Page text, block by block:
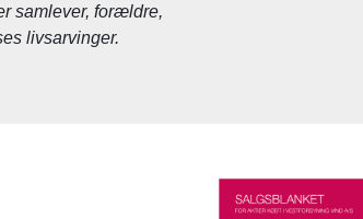
samlever, forældre,
livsarvinger.